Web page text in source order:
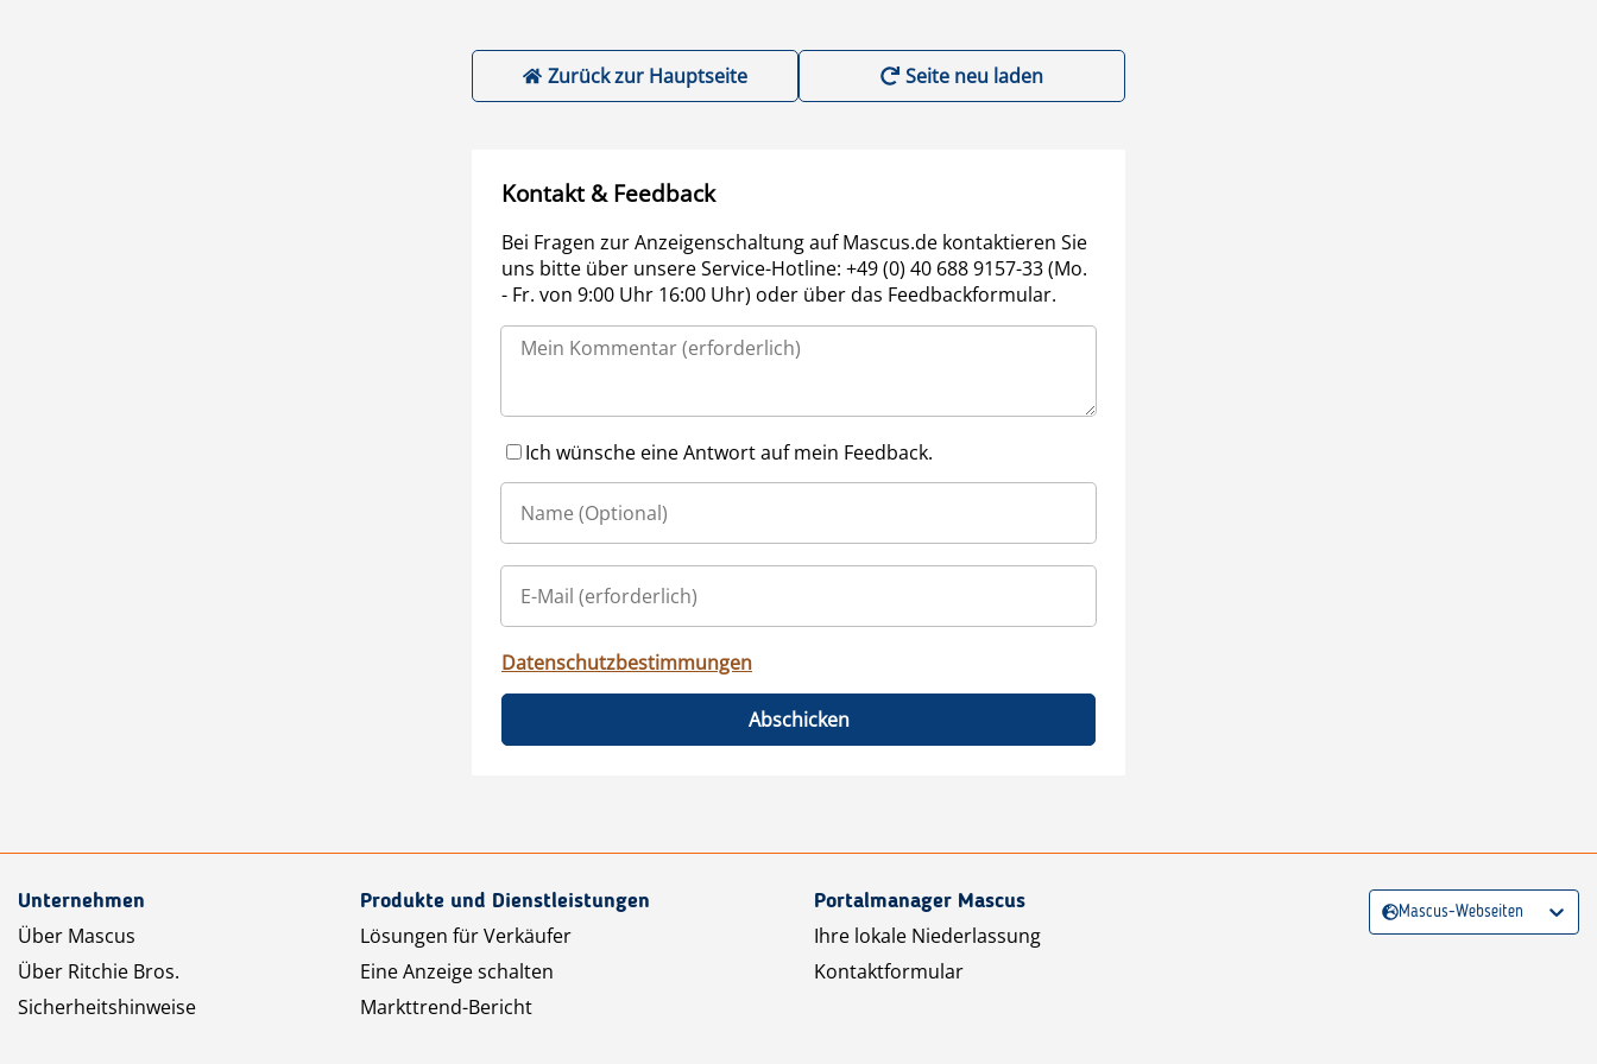
Zurück zur Hauptseite Seite neu laden
Kontakt & Feedback
Bei Fragen zur Anzeigenschaltung auf Mascus.de kontaktieren Sie
uns bitte über unsere Service-Hotline: +49 (0) 40 688 9157-33 (Mo.
- Fr. von 9:00 Uhr 16:00 Uhr) oder über das Feedbackformular.
Ich wünsche eine Antwort auf mein Feedback.
Datenschutzbestimmungen
Abschicken
Unternehmen
Über Mascus
Über Ritchie Bros.
Sicherheitshinweise
Produkte und Dienstleistungen
Lösungen für Verkäufer
Eine Anzeige schalten
Markttrend-Bericht
Portalmanager Mascus
Ihre lokale Niederlassung
Kontaktformular
Mascus-Webseiten